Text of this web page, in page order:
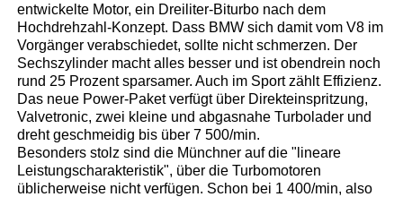
entwickelte Motor, ein Dreiliter-Biturbo nach dem
Hochdrehzahl-Konzept. Dass BMW sich damit vom V8 im
Vorgänger verabschiedet, sollte nicht schmerzen. Der
Sechszylinder macht alles besser und ist obendrein noch
rund 25 Prozent sparsamer. Auch im Sport zählt Effizienz.
Das neue Power-Paket verfügt über Direkteinspritzung,
Valvetronic, zwei kleine und abgasnahe Turbolader und
dreht geschmeidig bis über 7 500/min.
Besonders stolz sind die Münchner auf die "lineare
Leistungscharakteristik", über die Turbomotoren
üblicherweise nicht verfügen. Schon bei 1 400/min, also